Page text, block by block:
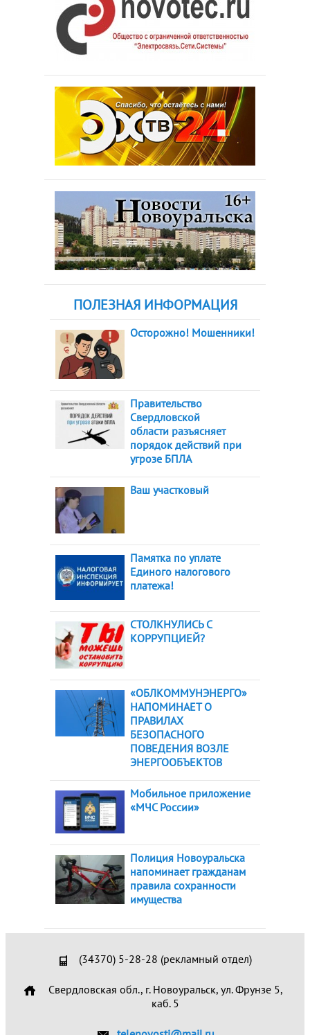
ПОЛЕЗНАЯ ИНФОРМАЦИЯ
Осторожно! Мошенники!
Правительство
Свердловской
области разъясняет
порядок действий при
угрозе БПЛА
Ваш участковый
Памятка по уплате
Единого налогового
платежа!
СТОЛКНУЛИСЬ С
КОРРУПЦИЕЙ?
«ОБЛКОММУНЭНЕРГО»
НАПОМИНАЕТ О
ПРАВИЛАХ
БЕЗОПАСНОГО
ПОВЕДЕНИЯ ВОЗЛЕ
ЭНЕРГООБЪЕКТОВ
Мобильное приложение
«МЧС России»
Полиция Новоуральска
напоминает гражданам
правила сохранности
имущества
(34370) 5-28-28 (рекламный отдел)
Свердловская обл., г. Новоуральск, ул. Фрунзе 5,
каб. 5